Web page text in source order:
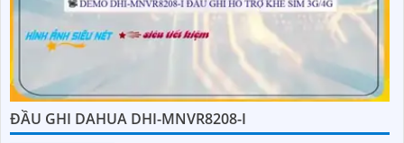
ĐẦU GHI DAHUA DHI-MNVR8208-I